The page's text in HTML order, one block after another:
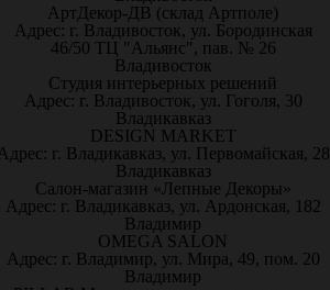
АртДекор-ДВ (склад Артполе)
Адрес: г. Владивосток, ул. Бородинская
46/50 ТЦ "Альянс", пав. № 26
Владивосток
Студия интерьерных решений
Адрес: г. Владивосток, ул. Гоголя, 30
Владикавказ
DESIGN MARKET
г. Владикавказ, ул. Первомайская, 28
Владикавказ
Салон-магазин «Лепные Декоры»
Адрес: г. Владикавказ, ул. Ардонская, 182
Владимир
OMEGA SALON
Адрес: г. Владимир, ул. Мира, 49, пом. 20
Владимир